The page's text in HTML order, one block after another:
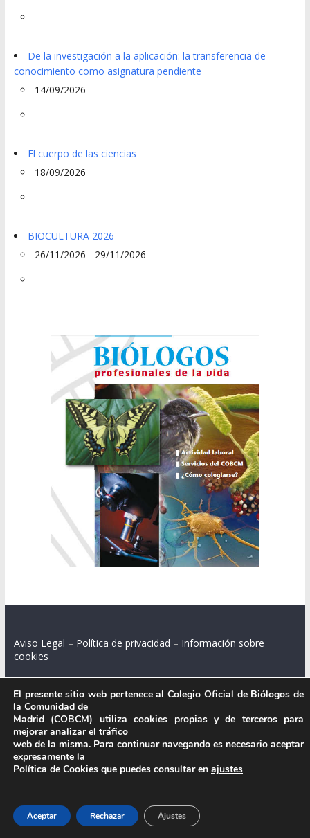
De la investigación a la aplicación: la transferencia de
conocimiento como asignatura pendiente
14/09/2026
El cuerpo de las ciencias
18/09/2026
BIOCULTURA 2026
26/11/2026 - 29/11/2026
Aviso Legal – Política de privacidad – Información sobre
cookies
Colegio Oficial de Biólogos de la Comunidad de Madrid.
C/ Santa Engracia 108, 2º int.izq. 28003 Madrid.
El presente sitio web pertenece al Colegio Oficial de Biólogos de
la Comunidad de
Madrid (COBCM) utiliza cookies propias y de terceros para
mejorar analizar el tráfico
web de la misma. Para continuar navegando es necesario aceptar
expresamente la
Política de Cookies que puedes consultar en ajustes
Aceptar Rechazar Ajustes